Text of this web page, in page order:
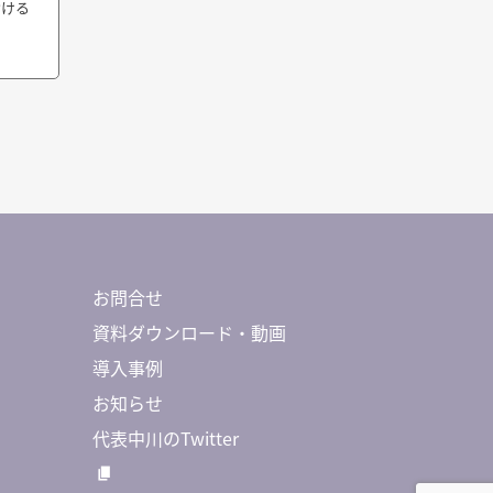
る
お問合せ
資料ダウンロード・動画
導入事例
お知らせ
代表中川のTwitter